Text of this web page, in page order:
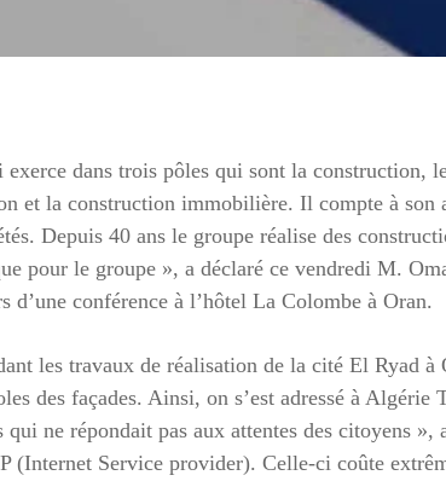
exerce dans trois pôles qui sont la construction,
et la construction immobilière. Il compte à son
Depuis 40 ans le groupe réalise des
pour le groupe », a déclaré ce vendredi M.
d’une conférence à l’hôtel La Colombe à Oran.
les travaux de réalisation de la cité El Ryad
des façades. Ainsi, on s’est adressé à
qui ne répondait pas aux attentes des citoyens
(Internet Service provider). Celle-ci coûte